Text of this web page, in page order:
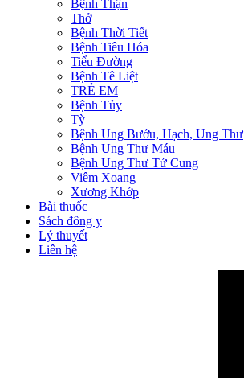
Bệnh Thận
Thở
Bệnh Thời Tiết
Bệnh Tiêu Hóa
Tiểu Đường
Bệnh Tê Liệt
TRẺ EM
Bệnh Tủy
Tỳ
Bệnh Ung Bướu, Hạch, Ung Thư
Bệnh Ung Thư Máu
Bệnh Ung Thư Tử Cung
Viêm Xoang
Xương Khớp
Bài thuốc
Sách đông y
Lý thuyết
Liên hệ